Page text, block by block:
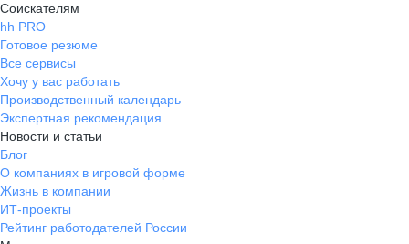
Соискателям
hh PRO
Готовое резюме
Все сервисы
Хочу у вас работать
Производственный календарь
Экспертная рекомендация
Новости и статьи
Блог
О компаниях в игровой форме
Жизнь в компании
ИТ-проекты
Рейтинг работодателей России